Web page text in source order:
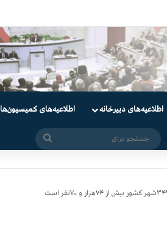
اطلاعیه‌های دبیرخانه اطلاعیه‌های کمیسیون‌‌ها